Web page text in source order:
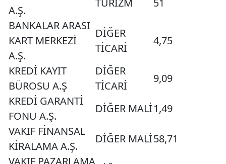
A.Ş.
TURİZM
51
BANKALAR ARASI
KART MERKEZİ
A.Ş.
DİĞER
TİCARİ
4,75
KREDİ KAYIT
BÜROSU A.Ş
DİĞER
TİCARİ
9,09
KREDİ GARANTİ
FONU A.Ş.
DİĞER MALİ1,49
VAKIF FİNANSAL
KİRALAMA A.Ş.
DİĞER MALİ58,71